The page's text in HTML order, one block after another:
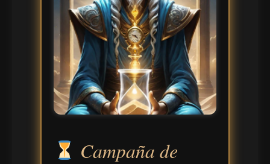
Campaña de